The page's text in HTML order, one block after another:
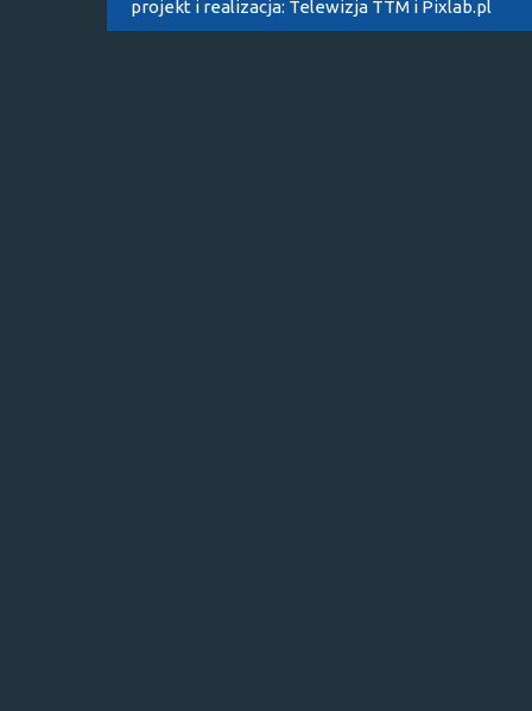
projekt i realizacja: Telewizja TTM i Pixlab.pl